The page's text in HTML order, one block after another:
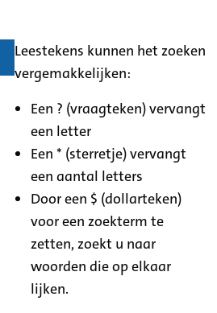
Leestekens kunnen het zoeken
vergemakkelijken:
Een ? (vraagteken) vervangt
een letter
Een * (sterretje) vervangt
een aantal letters
Door een $ (dollarteken)
voor een zoekterm te
zetten, zoekt u naar
woorden die op elkaar
lijken.